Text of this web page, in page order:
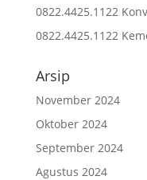
0822.4425.1122
0822.4425.1122
Arsip
November 2024
Oktober 2024
September 2024
Agustus 2024